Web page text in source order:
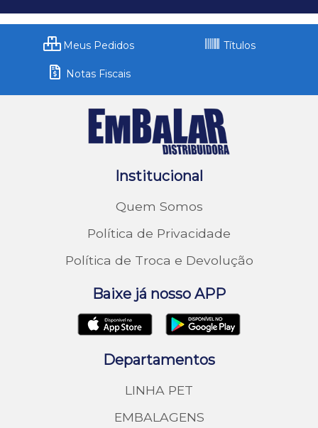
Meus Pedidos Títulos
Notas Fiscais
Institucional
Quem Somos
Política de Privacidade
Política de Troca e Devolução
Baixe já nosso APP
Departamentos
LINHA PET
EMBALAGENS